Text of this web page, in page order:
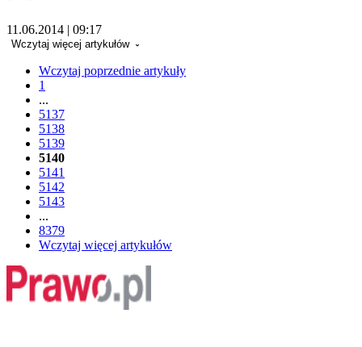
11.06.2014 | 09:17
Wczytaj więcej artykułów
Wczytaj poprzednie artykuły
1
...
5137
5138
5139
5140
5141
5142
5143
...
8379
Wczytaj więcej artykułów